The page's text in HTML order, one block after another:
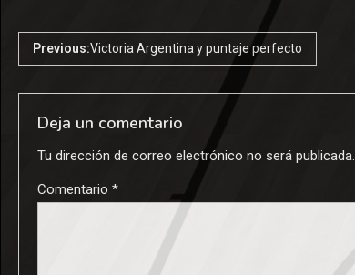
Previous:Victoria Argentina y puntaje perfecto
Deja un comentario
Tu dirección de correo electrónico no será publicada.
Comentario *